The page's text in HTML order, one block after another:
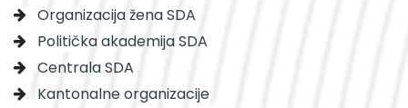
Organizacija žena SDA
Politička akademija SDA
Centrala SDA
Kantonalne organizacije